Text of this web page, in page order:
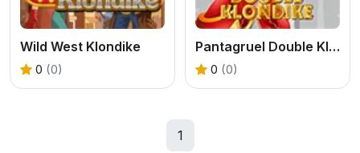
Wild West Klondike
0 (0)
Pantagruel Double Klondike
0 (0)
1